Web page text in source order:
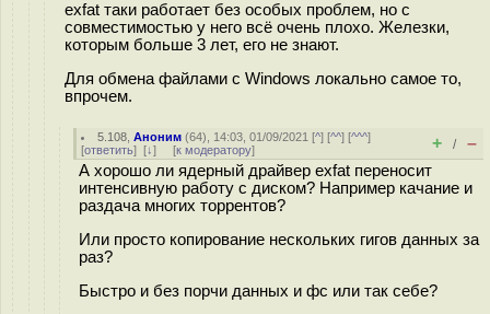
exfat таки работает без особых проблем, но с
совместимостью у него всё очень плохо. Железки,
которым больше 3 лет, его не знают.
Для обмена файлами с Windows локально самое то,
впрочем.
5.108 ,Аноним (64), 14:03, 01/09/2021 [^] [^^] [^^^]
[ответить] [↓] [к модератору] + / –
А хорошо ли ядерный драйвер exfat переносит
интенсивную работу с диском? Например качание и
раздача многих торрентов?
Или просто копирование нескольких гигов данных за
раз?
Быстро и без порчи данных и фс или так себе?